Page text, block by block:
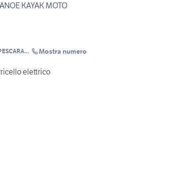
KAYAK MOTO
Mostra numero
elettrico